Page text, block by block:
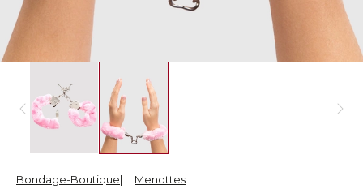
Bondage-Boutique Menottes